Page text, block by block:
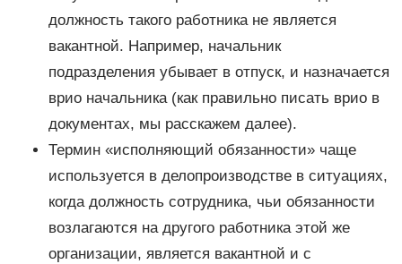
должность такого работника не является
вакантной. Например, начальник
подразделения убывает в отпуск, и назначается
врио начальника (как правильно писать врио в
документах, мы расскажем далее).
Термин «исполняющий обязанности» чаще
используется в делопроизводстве в ситуациях,
когда должность сотрудника, чьи обязанности
возлагаются на другого работника этой же
организации, является вакантной и с